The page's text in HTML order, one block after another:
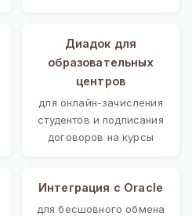
Диадок для
образовательных
центров
для онлайн-зачисления
студентов и подписания
договоров на курсы
Интеграция с Oracle
для бесшовного обмена